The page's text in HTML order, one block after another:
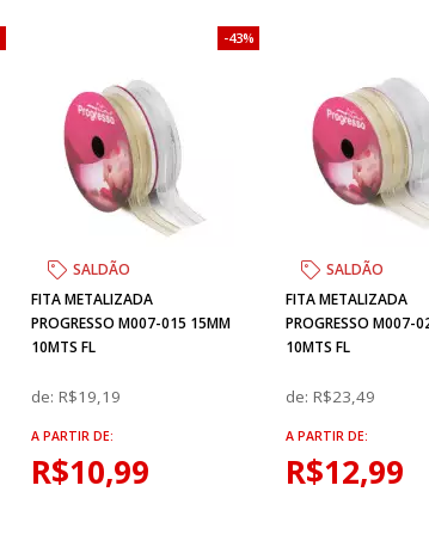
SALDÃO
FITA METALIZADA
PROGRESSO M007-015 15MM
10MTS FL
de: R$19,19
A PARTIR DE:
R$10,99
43%
SALDÃO
FITA METALIZADA
PROGRESSO M007-
10MTS FL
de: R$23,49
A PARTIR DE:
R$12,99